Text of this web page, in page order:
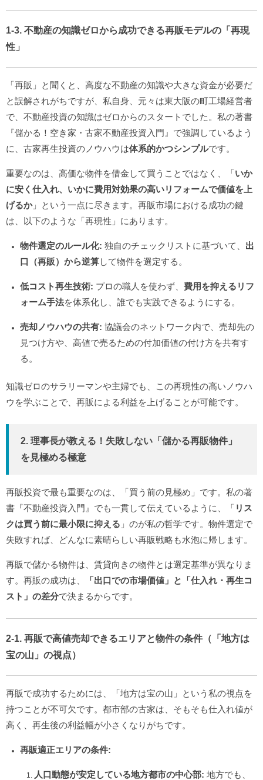
1-3. 不動産の知識ゼロから成功できる再販モデルの「再現
性」
「再販」と聞くと、高度な不動産の知識や大きな資金が必要だ
と誤解されがちですが、私自身、元々は東大阪の町工場経営者
で、不動産投資の知識はゼロからのスタートでした。私の著書
『儲かる！空き家・古家不動産投資入門』で強調しているよう
に、古家再生投資のノウハウは体系的かつシンプルです。
重要なのは、高価な物件を借金して買うことではなく、「いか
に安く仕入れ、いかに費用対効果の高いリフォームで価値を上
げるか」という一点に尽きます。再販市場における成功の鍵
は、以下のような「再現性」にあります。
物件選定のルール化: 独自のチェックリストに基づいて、 出
口（再販）から逆算して物件を選定する。
低コスト再生技術: プロの職人を使わず、 費用を抑えるリフ
ォーム手法を体系化し、誰でも実践できるようにする。
売却ノウハウの共有: 協議会のネットワーク内で、売却先の
見つけ方や、高値で売るための付加価値の付け方を共有す
る。
知識ゼロのサラリーマンや主婦でも、この再現性の高いノウハ
ウを学ぶことで、再販による利益を上げることが可能です。
2. 理事長が教える！失敗しない「儲かる再販物件」
を見極める極意
再販投資で最も重要なのは、「買う前の見極め」です。私の著
書『不動産投資入門』でも一貫して伝えているように、「 リス
クは買う前に最小限に抑える 」のが私の哲学です。物件選定で
失敗すれば、どんなに素晴らしい再販戦略も水泡に帰します。
再販で儲かる物件は、賃貸向きの物件とは選定基準が異なりま
す。再販の成功は、
「出口での市場価値」と「仕入れ・再生コ
スト」の差分で決まるからです。
2-1. 再販で高値売却できるエリアと物件の条件（「地方は
宝の山」の視点）
再販で成功するためには、「地方は宝の山」という私の視点を
持つことが不可欠です。都市部の古家は、そもそも仕入れ値が
高く、再生後の利益幅が小さくなりがちです。
再販適正エリアの条件:
人口動態が安定している地方都市の中心部: 地方でも、